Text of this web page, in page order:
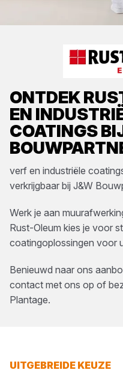
ONTDEK
EN
COATINGS
verf en industriële
verkrijgbaar bij J&W
Werk je aan
Rust-Oleum kies je voor
coatingoplossingen voor
Benieuwd naar ons
contact met ons op of
Plantage.
UITGEBREIDE KEUZE